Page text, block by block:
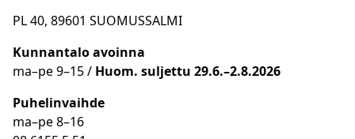
PL 40, 89601 SUOMUSSALMI
Kunnantalo avoinna
ma–pe 9–15 / Huom. suljettu 29.6.–2.8.2026
Puhelinvaihde
ma–pe 8–16